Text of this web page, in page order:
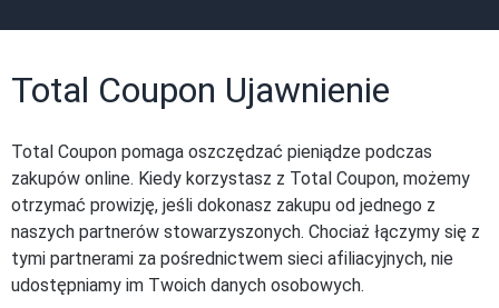
Total Coupon Ujawnienie
Total Coupon pomaga oszczędzać pieniądze podczas
zakupów online. Kiedy korzystasz z Total Coupon, możemy
otrzymać prowizję, jeśli dokonasz zakupu od jednego z
naszych partnerów stowarzyszonych. Chociaż łączymy się z
tymi partnerami za pośrednictwem sieci afiliacyjnych, nie
udostępniamy im Twoich danych osobowych.